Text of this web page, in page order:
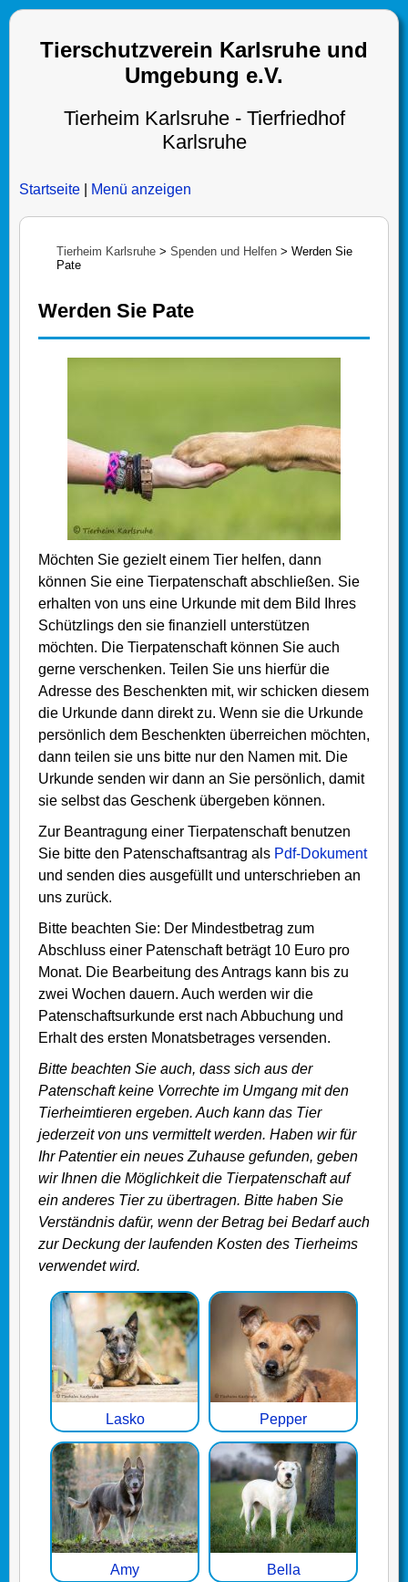
Tierschutzverein Karlsruhe und
Umgebung e.V.
Tierheim Karlsruhe - Tierfriedhof
Karlsruhe
Startseite Menü anzeigen
Tierheim Karlsruhe > Spenden und Helfen > Werden Sie
Pate
Werden Sie Pate
Möchten Sie gezielt einem Tier helfen, dann
können Sie eine Tierpatenschaft abschließen. Sie
erhalten von uns eine Urkunde mit dem Bild Ihres
Schützlings den sie finanziell unterstützen
möchten. Die Tierpatenschaft können Sie auch
gerne verschenken. Teilen Sie uns hierfür die
Adresse des Beschenkten mit, wir schicken diesem
die Urkunde dann direkt zu. Wenn sie die Urkunde
persönlich dem Beschenkten überreichen möchten,
dann teilen sie uns bitte nur den Namen mit. Die
Urkunde senden wir dann an Sie persönlich, damit
sie selbst das Geschenk übergeben können.
Zur Beantragung einer Tierpatenschaft benutzen
Sie bitte den Patenschaftsantrag als Pdf-Dokument
und senden dies ausgefüllt und unterschrieben an
uns zurück.
Bitte beachten Sie: Der Mindestbetrag zum
Abschluss einer Patenschaft beträgt 10 Euro pro
Monat. Die Bearbeitung des Antrags kann bis zu
zwei Wochen dauern. Auch werden wir die
Patenschaftsurkunde erst nach Abbuchung und
Erhalt des ersten Monatsbetrages versenden.
Bitte beachten Sie auch, dass sich aus der
Patenschaft keine Vorrechte im Umgang mit den
Tierheimtieren ergeben. Auch kann das Tier
jederzeit von uns vermittelt werden. Haben wir für
Ihr Patentier ein neues Zuhause gefunden, geben
wir Ihnen die Möglichkeit die Tierpatenschaft auf
ein anderes Tier zu übertragen. Bitte haben Sie
Verständnis dafür, wenn der Betrag bei Bedarf auch
zur Deckung der laufenden Kosten des Tierheims
verwendet wird.
Lasko Pepper
Amy Bella